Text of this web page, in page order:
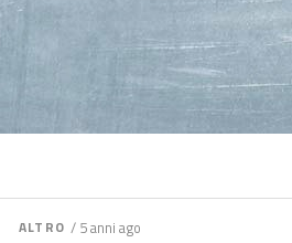
ALTRO / 5 anni ago